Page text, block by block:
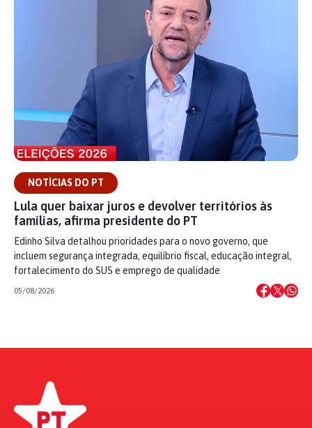
NOTÍCIAS DO PT
Lula quer baixar juros e devolver territórios às
famílias, afirma presidente do PT
Edinho Silva detalhou prioridades para o novo governo, que
incluem segurança integrada, equilíbrio fiscal, educação integral,
fortalecimento do SUS e emprego de qualidade
05/08/2026